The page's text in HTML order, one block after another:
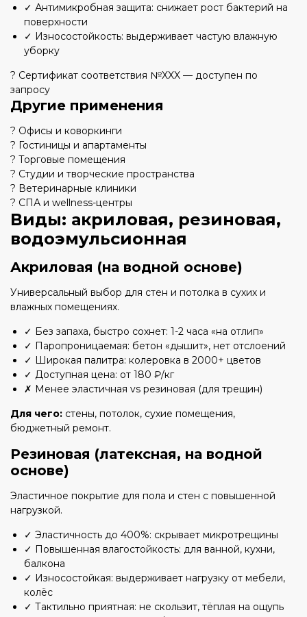
✓ Антимикробная защита: снижает рост бактерий на
поверхности
✓ Износостойкость: выдерживает частую влажную
уборку
? Сертификат соответствия №XXX — доступен по
запросу
Другие применения
? Офисы и коворкинги
? Гостиницы и апартаменты
?️ Торговые помещения
? Студии и творческие пространства
? Ветеринарные клиники
? СПА и wellness-центры
Виды: акриловая, резиновая,
водоэмульсионная
Акриловая (на водной основе)
Универсальный выбор для стен и потолка в сухих и
влажных помещениях.
✓ Без запаха, быстро сохнет: 1-2 часа «на отлип»
✓ Паропроницаемая: бетон «дышит», нет отслоений
✓ Широкая палитра: колеровка в 2000+ цветов
✓ Доступная цена: от 180 ₽/кг
✗ Менее эластичная vs резиновая (для трещин)
Для чего: стены, потолок, сухие помещения,
бюджетный ремонт.
Резиновая (латексная, на водной
основе)
Эластичное покрытие для пола и стен с повышенной
нагрузкой.
✓ Эластичность до 400%: скрывает микротрещины
✓ Повышенная влагостойкость: для ванной, кухни,
балкона
✓ Износостойкая: выдерживает нагрузку от мебели,
колёс
✓ Тактильно приятная: не скользит, тёплая на ощупь